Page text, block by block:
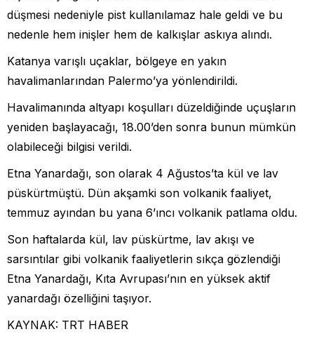
düşmesi nedeniyle pist kullanılamaz hale geldi ve bu
nedenle hem inişler hem de kalkışlar askıya alındı.
Katanya varışlı uçaklar, bölgeye en yakın
havalimanlarından Palermo’ya yönlendirildi.
Havalimanında altyapı koşulları düzeldiğinde uçuşların
yeniden başlayacağı, 18.00’den sonra bunun mümkün
olabileceği bilgisi verildi.
Etna Yanardağı, son olarak 4 Ağustos’ta kül ve lav
püskürtmüştü. Dün akşamki son volkanik faaliyet,
temmuz ayından bu yana 6’ıncı volkanik patlama oldu.
Son haftalarda kül, lav püskürtme, lav akışı ve
sarsıntılar gibi volkanik faaliyetlerin sıkça gözlendiği
Etna Yanardağı, Kıta Avrupası’nın en yüksek aktif
yanardağı özelliğini taşıyor.
KAYNAK: TRT HABER